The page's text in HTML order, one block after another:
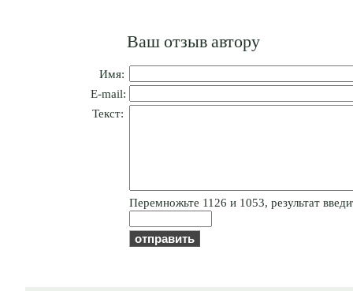
Ваш отзыв автору
Имя:
E-mail:
Текст:
Пepeмнoжьтe 1126 и 1053, результат